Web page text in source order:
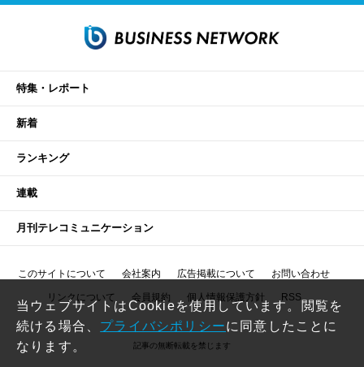
特集・レポート
新着
ランキング
連載
月刊テレコミュニケーション
このサイトについて 会社案内 広告掲載について お問い合わせ
リンクについて 会員規約 個人情報保護方針 RSS
記事の無断転載を禁じます
当ウェブサイトはCookieを使用しています。閲覧を
続ける場合、 プライバシポリシーに同意したことに
なります。